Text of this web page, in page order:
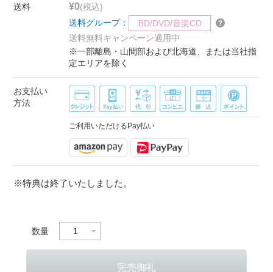
送料 ¥0(税込)
送料グループ：
BD/DVD/音楽CD
送料無料キャンペーン適用中
※一部離島・山間部および北海道、または当社指
定エリアを除く
お支払い
方法
ご利用いただけるPay払い
※特典は終了いたしました。
数量